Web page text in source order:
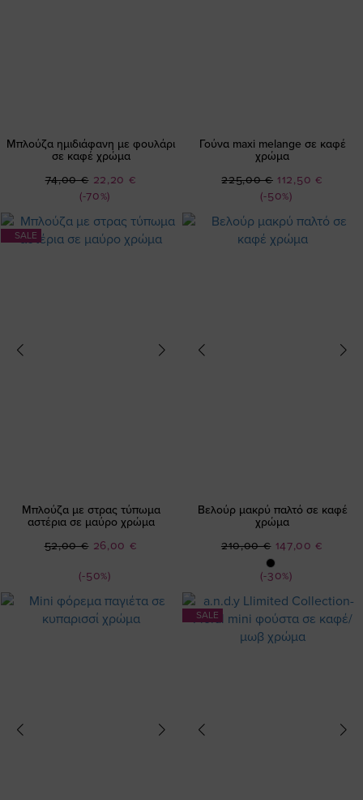
Μπλούζα ημιδιάφανη με φουλάρι
σε καφέ χρώμα
(-70%)
Ειδική
Τιμή
22,20 €
74,00 €
Γούνα maxi melange σε καφέ
χρώμα
(-50%)
Ειδική
Τιμή
112,50 €
225,00 €
SALE
Μπλούζα με στρας τύπωμα
αστέρια σε μαύρο χρώμα
(-50%)
Ειδική
26,00 €
52,00 €
Βελούρ μακρύ παλτό σε καφέ
χρώμα
(-30%)
Ειδική
Τιμή
147,00 €
210,00 €
SALE